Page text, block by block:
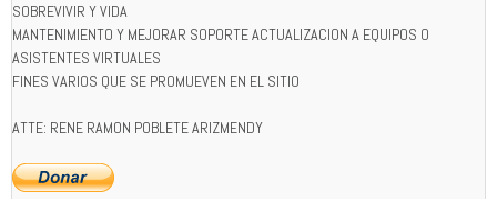
SOBREVIVIR Y VIDA
MANTENIMIENTO Y MEJORAR SOPORTE ACTUALIZACION A EQUIPOS O
ASISTENTES VIRTUALES
FINES VARIOS QUE SE PROMUEVEN EN EL SITIO
ATTE: RENE RAMON POBLETE ARIZMENDY